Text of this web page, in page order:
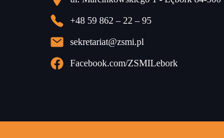
+48 59 862 – 22 – 95
sekretariat@zsmi.pl
Facebook.com/ZSMILebork